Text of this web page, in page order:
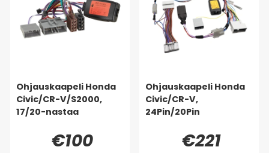
Ohjauskaapeli Honda
Civic/CR-V/S2000,
17/20-nastaa
€100
Ohjauskaapeli Honda
Civic/CR-V,
24Pin/20Pin
€221